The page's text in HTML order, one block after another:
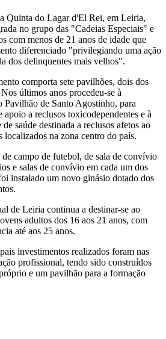
Quinta do Lagar d'El Rei, em Leiria,
no grupo das "Cadeias Especiais" e
com menos de 21 anos de idade que
diferenciado "privilegiando uma ação
dos delinquentes mais velhos".
comporta sete pavilhões, dois dos
últimos anos procedeu-se à
Pavilhão de Santo Agostinho, para
apoio a reclusos toxicodependentes e à
saúde destinada a reclusos afetos ao
localizados na zona centro do país.
campo de futebol, de sala de convívio
e salas de convívio em cada um dos
instalado um novo ginásio dotado dos
de Leiria continua a destinar-se ao
adultos dos 16 aos 21 anos, com
até aos 25 anos.
investimentos realizados foram nas
profissional, tendo sido construídos
e um pavilhão para a formação